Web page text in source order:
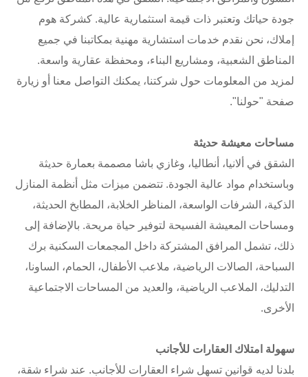
جودة حياتك وتعتبر ذات قيمة استثمارية عالية. كشركة هوم
إملاك، نحن نقدم خدمات استشارية مهنية بمكاتبنا في جميع
المناطق الشعبية، ومشاريع البناء، ومحفظة عقارية واسعة.
لمزيد من المعلومات حول شركتنا، يمكنك التواصل معنا أو زيارة
صفحة "حولنا".
مساحات معيشة حديثة
الشقق في ألانيا، أنطاليا، وغازي باشا مصممة بعمارة حديثة
وباستخدام مواد عالية الجودة. تتضمن ميزات مثل أنظمة المنازل
الذكية، الشرفات الواسعة، المناظر الخلابة، المطابخ الحديثة،
ومساحات المعيشة الفسيحة لتوفير حياة مريحة. بالإضافة إلى
ذلك، تشمل المرافق المشتركة داخل المجمعات السكنية برك
السباحة، الصالات الرياضية، ملاعب الأطفال، الحمام، الساونا،
التدليك، الملاعب الرياضية، والعديد من المساحات الاجتماعية
الأخرى.
سهولة امتلاك العقارات للأجانب
بلدنا لديه قوانين تسهل شراء العقارات للأجانب. عند شراء شقة،